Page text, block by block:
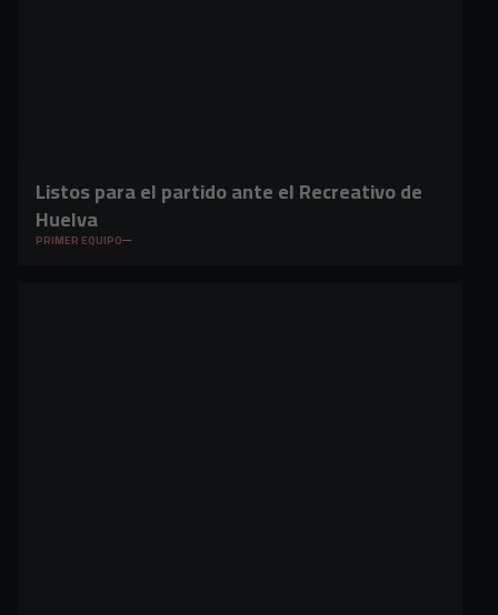
Listos para el partido ante el Recreativo de
Huelva
PRIMER EQUIPO